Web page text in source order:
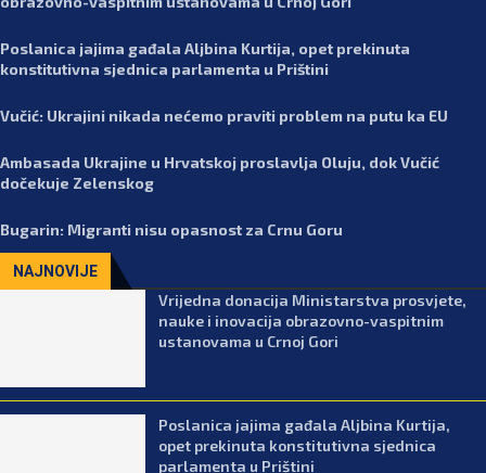
Poslanica jajima gađala Aljbina Kurtija, opet prekinuta
konstitutivna sjednica parlamenta u Prištini
Vučić: Ukrajini nikada nećemo praviti problem na putu ka EU
Ambasada Ukrajine u Hrvatskoj proslavlja Oluju, dok Vučić
dočekuje Zelenskog
Bugarin: Migranti nisu opasnost za Crnu Goru
NAJNOVIJE
Vrijedna donacija Ministarstva prosvjete,
nauke i inovacija obrazovno-vaspitnim
ustanovama u Crnoj Gori
Poslanica jajima gađala Aljbina Kurtija,
opet prekinuta konstitutivna sjednica
parlamenta u Prištini